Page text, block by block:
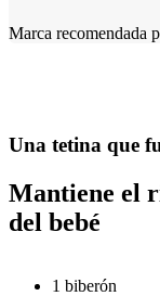
Marca recomendada
Una tetina que
Mantiene el
del bebé
1 biberón